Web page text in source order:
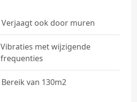
Verjaagt ook door muren
Vibraties met wijzigende
frequenties
Bereik van 130m2